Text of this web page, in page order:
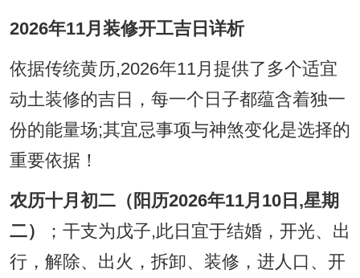
2026年11月装修开工吉日详析
依据传统黄历,2026年11月提供了多个适宜
动土装修的吉日，每一个日子都蕴含着独一
份的能量场;其宜忌事项与神煞变化是选择的
重要依据！
农历十月初二（阳历2026年11月10日,星期
二）
；干支为戊子,此日宜于结婚，开光、出
行，解除、出火，拆卸、装修，进人口、开